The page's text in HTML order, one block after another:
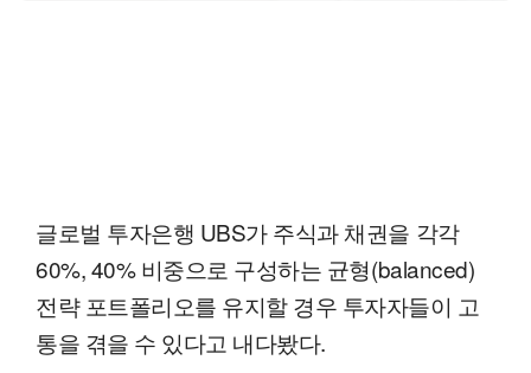
글로벌 투자은행 UBS가 주식과 채권을 각각
60%, 40% 비중으로 구성하는 균형(balanced)
전략 포트폴리오를 유지할 경우 투자자들이 고
통을 겪을 수 있다고 내다봤다.